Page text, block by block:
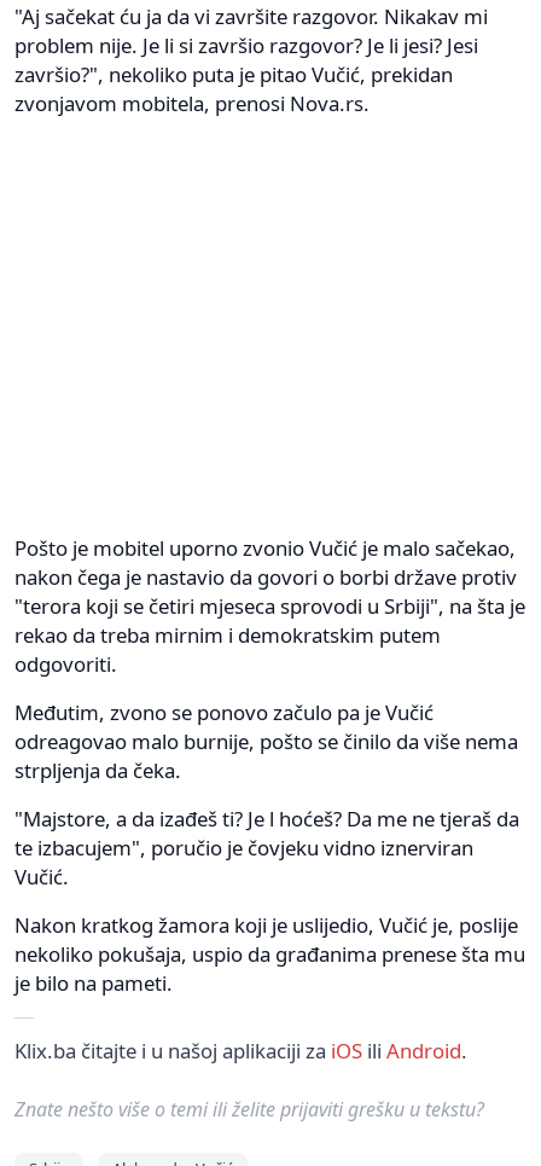
"Aj sačekat ću ja da vi završite razgovor. Nikakav mi
problem nije. Je li si završio razgovor? Je li jesi? Jesi
završio?", nekoliko puta je pitao Vučić, prekidan
zvonjavom mobitela, prenosi Nova.rs.
Pošto je mobitel uporno zvonio Vučić je malo sačekao,
nakon čega je nastavio da govori o borbi države protiv
"terora koji se četiri mjeseca sprovodi u Srbiji", na šta je
rekao da treba mirnim i demokratskim putem
odgovoriti.
Međutim, zvono se ponovo začulo pa je Vučić
odreagovao malo burnije, pošto se činilo da više nema
strpljenja da čeka.
"Majstore, a da izađeš ti? Je l hoćeš? Da me ne tjeraš da
te izbacujem", poručio je čovjeku vidno iznerviran
Vučić.
Nakon kratkog žamora koji je uslijedio, Vučić je, poslije
nekoliko pokušaja, uspio da građanima prenese šta mu
je bilo na pameti.
Klix.ba čitajte i u našoj aplikaciji za iOS ili Android.
Znate nešto više o temi ili želite prijaviti grešku u tekstu?